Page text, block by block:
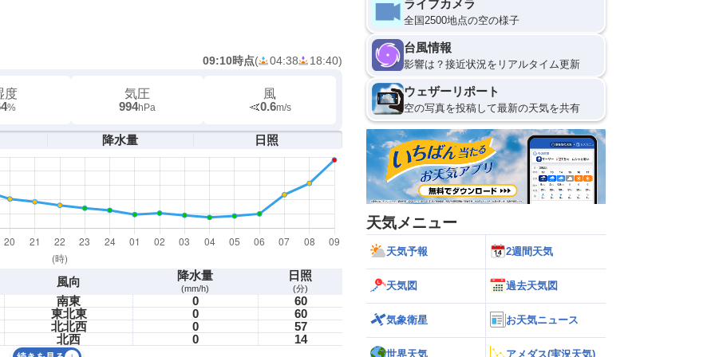
09:10時点( 04:38 18:40)
度
%
気圧
994hPa
風
0.6m/s
降水量 日照
風向 降水量
(mm/h)
日照
(分)
南東 0
60
東北東
0
60
北北西
0
57
北西
0 14
ライブカメラ
全国2500地点の空の様子
台風情報
影響は？接近状況をリアルタイム更新
ウェザーリポート
空の写真を投稿して最新の天気を共有
天気メニュー
天気予報 2週間天気
天気図 過去天気図
気象衛星 お天気ニュース
世界天気 アメダス(実況天気)